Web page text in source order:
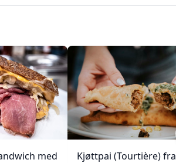
med
Kjøttpai (Tourtière) fra